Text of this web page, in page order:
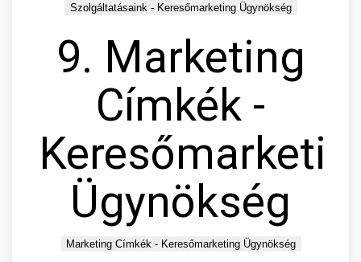
Szolgáltatásaink - Keresőmarketing Ügynökség
9. Marketing
Címkék -
Ügynökség
Marketing Címkék - Keresőmarketing Ügynökség